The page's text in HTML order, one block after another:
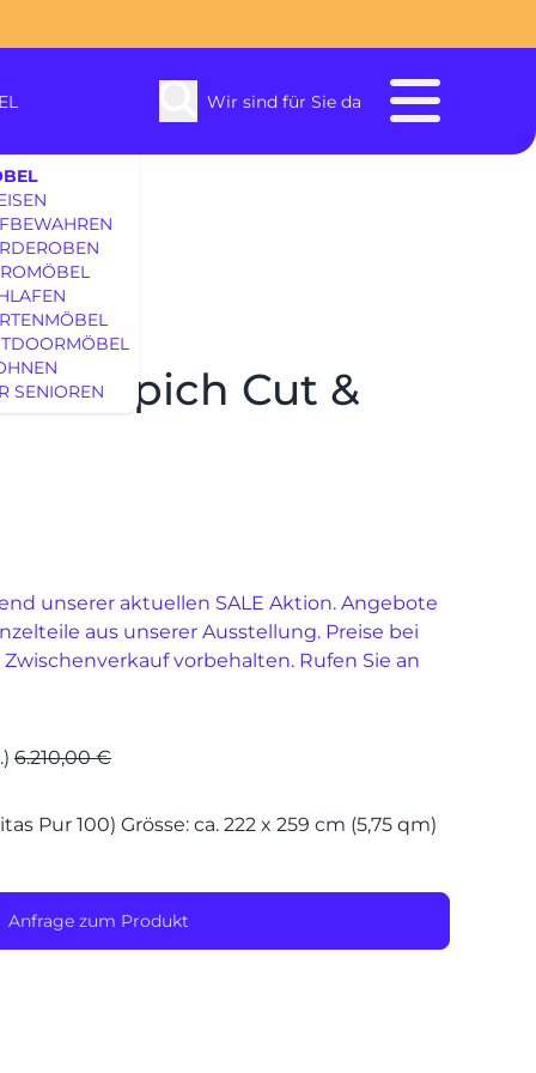
SENIOREN
Wir sind für Sie da
Teppich Cut &
unserer aktuellen SALE Aktion. Angebote
aus unserer Ausstellung. Preise bei
vorbehalten. Rufen Sie an
6.210,00 €
Pur 100) Grösse: ca. 222 x 259 cm (5,75 qm)
Anfrage zum Produkt